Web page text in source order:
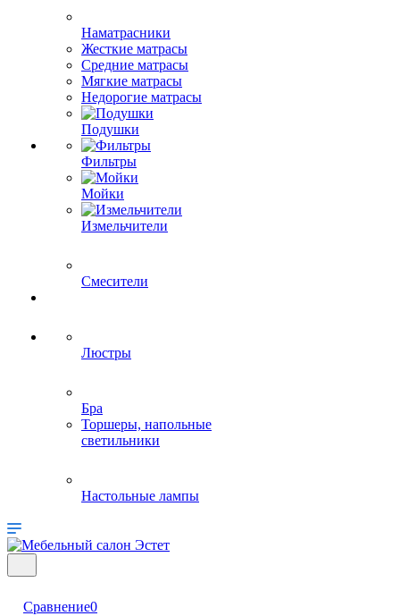
Наматрасники
Жесткие матрасы
Средние матрасы
Мягкие матрасы
Недорогие матрасы
Подушки
Фильтры
Мойки
Измельчители
Смесители
Люстры
Бра
Торшеры, напольные
светильники
Настольные лампы
Сравнение0